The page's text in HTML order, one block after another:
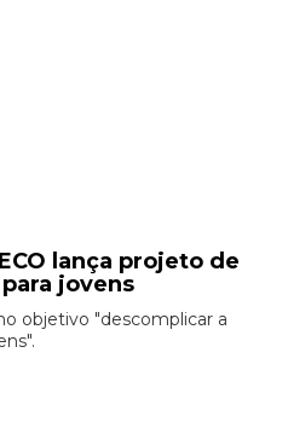
lança projeto de
jovens
objetivo "descomplicar a